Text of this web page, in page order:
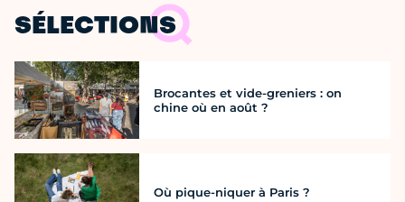
SÉLECTIONS
Brocantes et vide-greniers : on
chine où en août ?
Où pique-niquer à Paris ?